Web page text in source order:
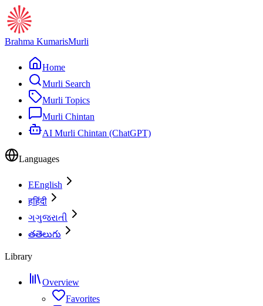
Brahma KumarisMurli
Home
Murli Search
Murli Topics
Murli Chintan
AI Murli Chintan (ChatGPT)
Languages
EEnglish
हहिंदी
ગગુજરાતી
తతెలుగు
Library
Overview
Favorites